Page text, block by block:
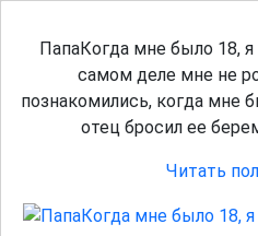
ПапаКогда мне было 18, я
самом деле мне не
познакомились, когда мне
отец бросил ее
Читать